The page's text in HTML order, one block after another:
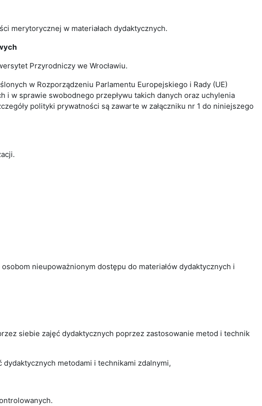
merytorycznej w materiałach dydaktycznych.
Przyrodniczy we Wrocławiu.
w Rozporządzeniu Parlamentu Europejskiego i Rady (UE)
i w sprawie swobodnego przepływu takich danych oraz uchylenia
polityki prywatności są zawarte w załączniku nr 1 do niniejszego
nieupoważnionym dostępu do materiałów dydaktycznych i
siebie zajęć dydaktycznych poprzez zastosowanie metod i technik
metodami i technikami zdalnymi,